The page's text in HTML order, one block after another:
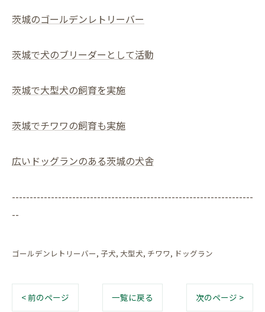
茨城のゴールデンレトリーバー
茨城で犬のブリーダーとして活動
茨城で大型犬の飼育を実施
茨城でチワワの飼育も実施
広いドッグランのある茨城の犬舎
--------------------------------------------------------------------
--
ゴールデンレトリーバー 子犬 大型犬 チワワ ドッグラン
< 前のページ 一覧に戻る 次のページ >